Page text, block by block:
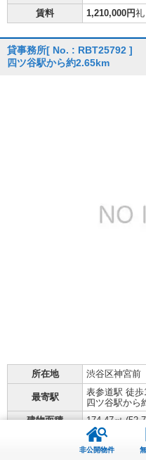
賃料
1,210,000円
貸事務所[ No. : RBT25792 ]
四ツ谷駅から約2.65km
所在地 渋谷区神宮前
最寄駅
表参道駅 徒歩
四ツ谷駅から
建物面積
174.47㎡ (
1,161,160円
非公開物件